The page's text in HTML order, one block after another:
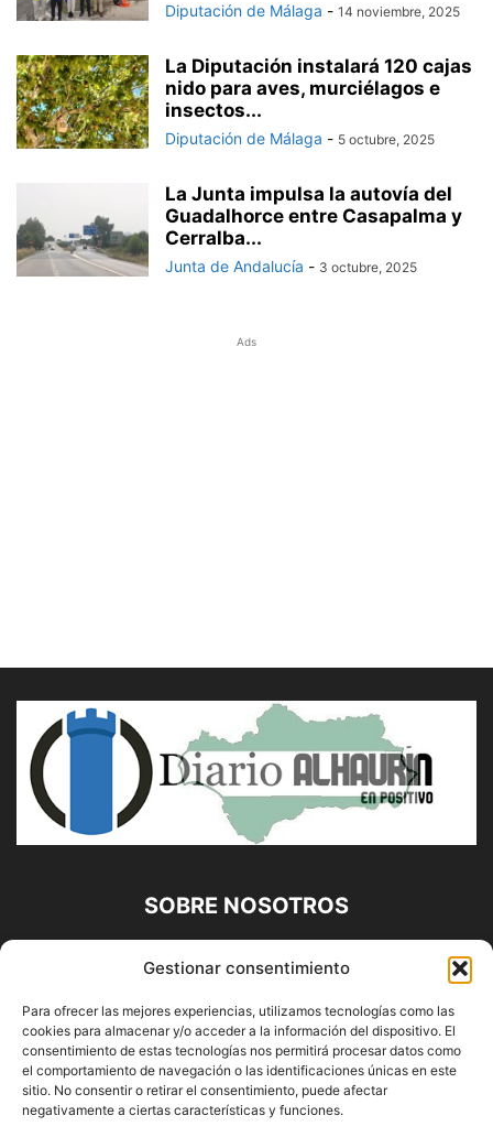
Gestionar consentimiento
Para ofrecer las mejores experiencias, utilizamos tecnologías como las
cookies para almacenar y/o acceder a la información del dispositivo. El
consentimiento de estas tecnologías nos permitirá procesar datos como
el comportamiento de navegación o las identificaciones únicas en este
sitio. No consentir o retirar el consentimiento, puede afectar
negativamente a ciertas características y funciones.
Diputación de Málaga - 14 noviembre, 2025
La Diputación instalará 120 cajas
nido para aves, murciélagos e
insectos...
Diputación de Málaga - 5 octubre, 2025
La Junta impulsa la autovía del
Guadalhorce entre Casapalma y
Cerralba...
Junta de Andalucía - 3 octubre, 2025
Ads
SOBRE NOSOTROS
Diario Alhaurín (www.alhaurindelatorre.com) Propiedad de
Francisco E. López López | 639 95 71 95 | Noticias de
Alhaurín de la Torre, Málaga y Provincia|
Contáctanos:info@alhaurindelatorre.com
SÍGUENOS